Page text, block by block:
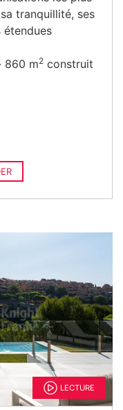
tranquillité, ses
étendues
860 m2 construit
LECTURE